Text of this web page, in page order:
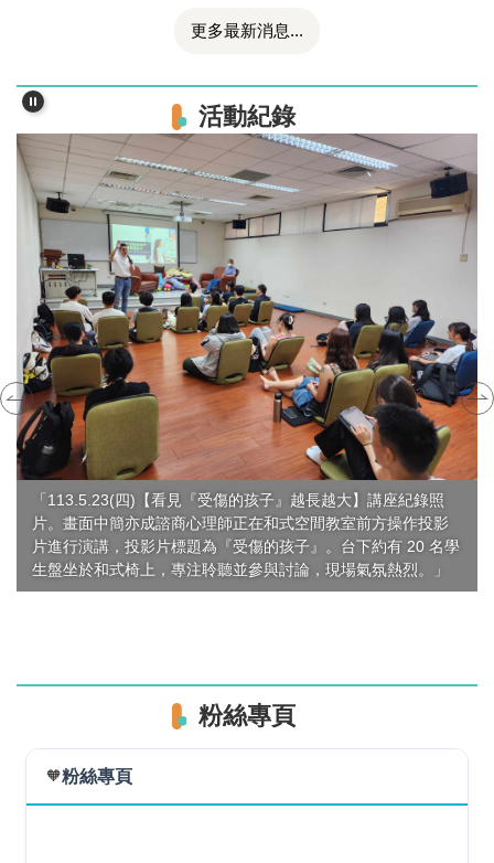
更多最新消息...
活動紀錄
「113.5.23(四)【看見『受傷的孩子』越長越大】講座紀錄照
片。畫面中簡亦成諮商心理師正在和式空間教室前方操作投影
片進行演講，投影片標題為『受傷的孩子』。台下約有 20 名學
生盤坐於和式椅上，專注聆聽並參與討論，現場氣氛熱烈。」
粉絲專頁
🧡粉絲專頁